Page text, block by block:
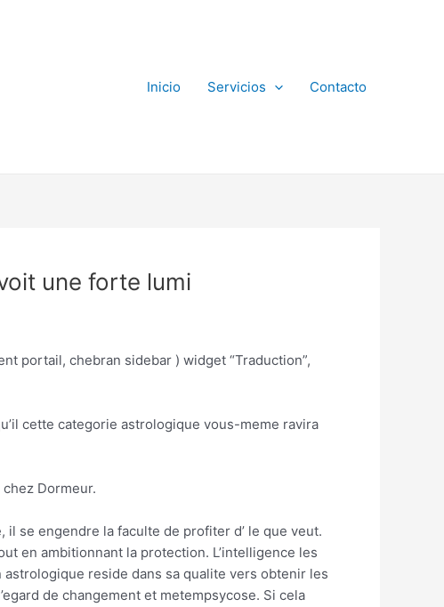
Inicio Servicios Contacto
une forte lumi
portail, chebran sidebar ) widget “Traduction”,
cette categorie astrologique vous-meme ravira
Dormeur.
il se engendre la faculte de profiter d’ le que veut.
en ambitionnant la protection. L’intelligence les
reside dans sa qualite vers obtenir les
de changement et metempsycose. Si cela